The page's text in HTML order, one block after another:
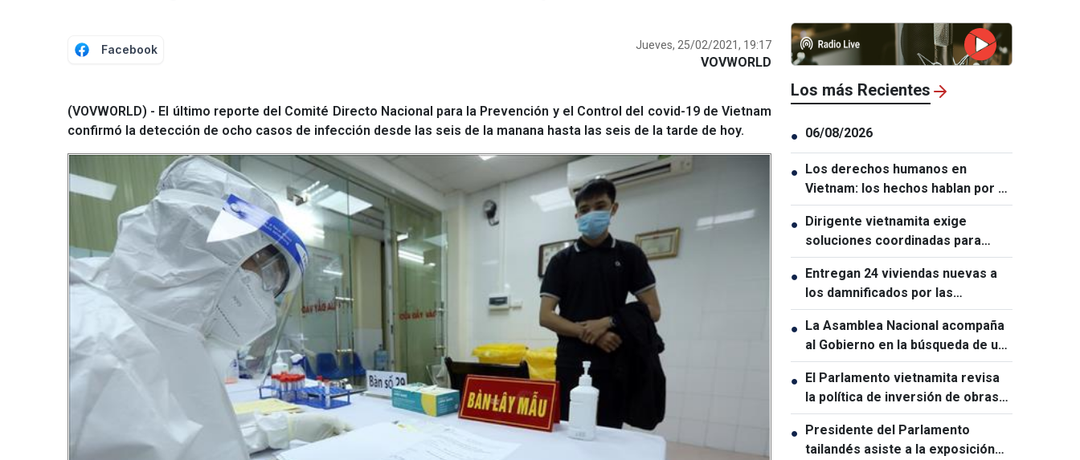
Facebook Jueves, 25/02/2021, 19:17
VOVWORLD
(VOVWORLD) - El último reporte del Comité Directo Nacional para la Prevención y el Control del covid-19 de Vietnam
confirmó la detección de ocho casos de infección desde las seis de la manana hasta las seis de la tarde de hoy.
Los más Recientes
● 06/08/2026
● Los derechos humanos en
Vietnam: los hechos hablan por sí
solos
● Dirigente vietnamita exige
soluciones coordinadas para
garantizar la ciberseguridad
● Entregan 24 viviendas nuevas a
los damnificados por las
inundaciones en Lai Chau
● La Asamblea Nacional acompaña
al Gobierno en la búsqueda de un
crecimiento de dos dígitos
● El Parlamento vietnamita revisa
la política de inversión de obras
estratégicas nacionales
● Presidente del Parlamento
tailandés asiste a la exposición